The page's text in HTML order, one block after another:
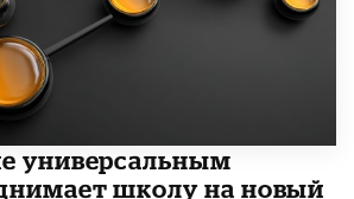
универсальным
школу на новый